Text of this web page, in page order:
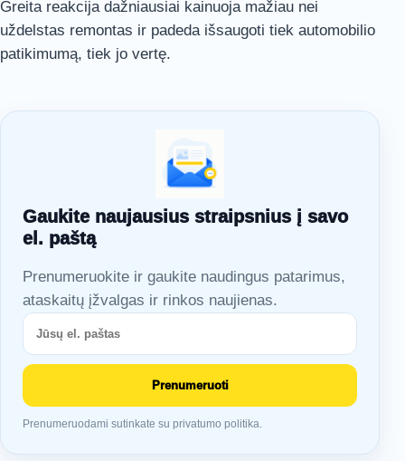
Greita reakcija dažniausiai kainuoja mažiau nei
uždelstas remontas ir padeda išsaugoti tiek automobilio
patikimumą, tiek jo vertę.
Gaukite naujausius straipsnius į savo
el. paštą
Prenumeruokite ir gaukite naudingus patarimus,
ataskaitų įžvalgas ir rinkos naujienas.
Prenumeruoti
Prenumeruodami sutinkate su privatumo politika.